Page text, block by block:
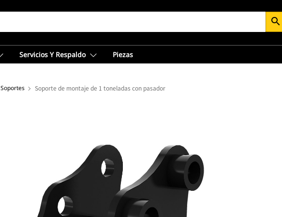
search
Servicios Y Respaldo Piezas
Soportes Soporte de montaje de 1 toneladas con pasador